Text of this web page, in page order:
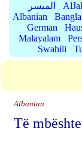
الميسر
Albanian
Bangla
German
Malayalam
Swahili
Albanian
Të